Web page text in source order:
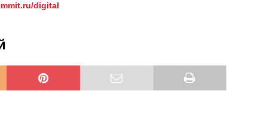
digital